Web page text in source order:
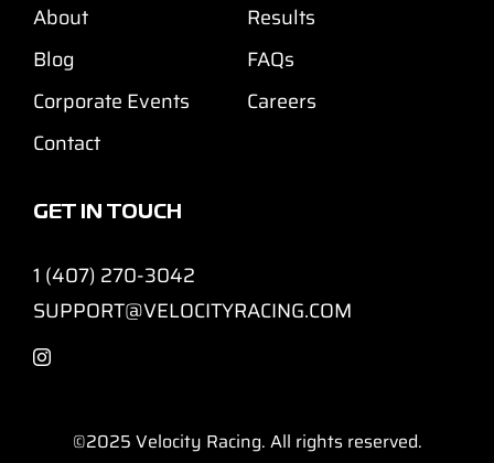
About
Results
Blog
FAQs
Corporate Events
Careers
Contact
GET IN TOUCH
1 (407) 270-3042
SUPPORT@VELOCITYRACING.COM
©2025 Velocity Racing. All rights reserved.